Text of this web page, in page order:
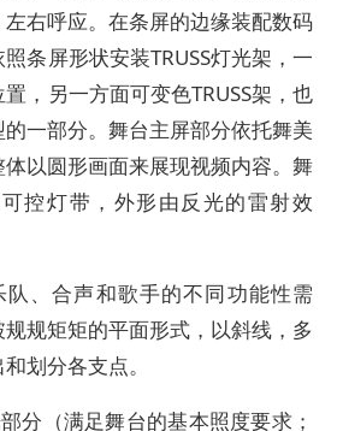
右呼应。在条屏的边缘装配数码
条屏形状安装TRUSS灯光架，一
，另一方面可变色TRUSS架，也
一部分。舞台主屏部分依托舞美
以圆形画面来展现视频内容。舞
控灯带，外形由反光的雷射效
、合声和歌手的不同功能性需
规矩矩的平面形式，以斜线，多
划分各支点。
分（满足舞台的基本照度要求；